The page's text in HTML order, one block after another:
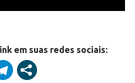
em suas redes sociais: